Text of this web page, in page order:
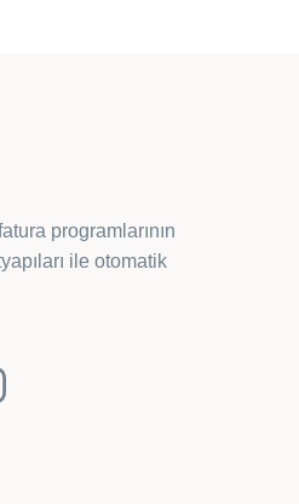
programlarının
ile otomatik